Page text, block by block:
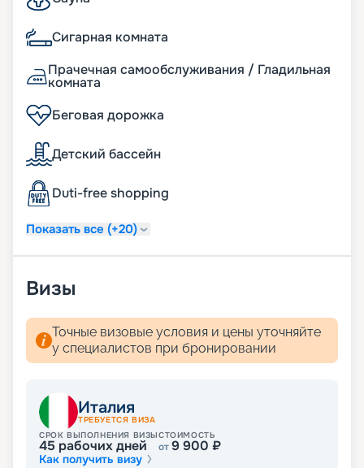
Сигарная комната
Прачечная самообслуживания / Гладильная
комната
Беговая дорожка
Детский бассейн
Duti-free shopping
Показать все (+20)
Визы
Точные визовые условия и цены уточняйте
у специалистов при бронировании
Италия
ТРЕБУЕТСЯ ВИЗА
СРОК ВЫПОЛНЕНИЯ ВИЗЫ
45 рабочих дней
СТОИМОСТЬ
от9 900 ₽
Как получить визу